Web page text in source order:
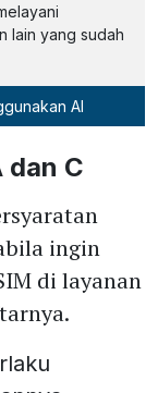
lain yang sudah
AI
dan C
ingin
di layanan